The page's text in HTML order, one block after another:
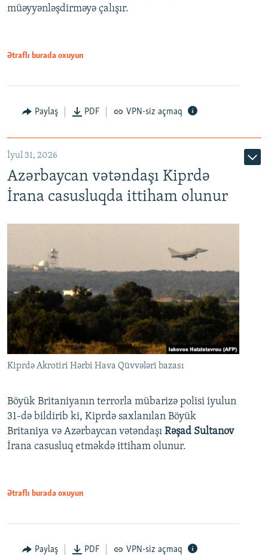
müəyyənləşdirməyə çalışır.
Ətraflı burada oxuyun
Paylaş PDF VPN-siz açmaq
İyul 31, 2026
Azərbaycan vətəndaşı Kiprdə
İrana casusluqda ittiham olunur
Kiprdə Akrotiri Hərbi Hava Qüvvələri bazası
Böyük Britaniyanın terrorla mübarizə polisi iyulun
31-də bildirib ki, Kiprdə saxlanılan Böyük
Britaniya və Azərbaycan vətəndaşı Rəşad Sultanov
İrana casusluq etməkdə ittiham olunur.
Ətraflı burada oxuyun
Paylaş PDF VPN-siz açmaq